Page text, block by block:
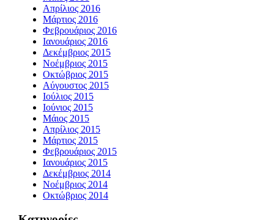
Απρίλιος 2016
Μάρτιος 2016
Φεβρουάριος 2016
Ιανουάριος 2016
Δεκέμβριος 2015
Νοέμβριος 2015
Οκτώβριος 2015
Αύγουστος 2015
Ιούλιος 2015
Ιούνιος 2015
Μάιος 2015
Απρίλιος 2015
Μάρτιος 2015
Φεβρουάριος 2015
Ιανουάριος 2015
Δεκέμβριος 2014
Νοέμβριος 2014
Οκτώβριος 2014